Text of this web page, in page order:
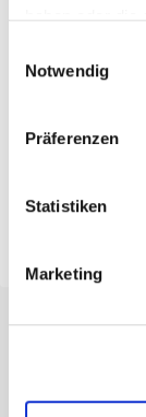
Notwendig
Präferenzen
Statistiken
Marketing
Bei
Viel Erfolg